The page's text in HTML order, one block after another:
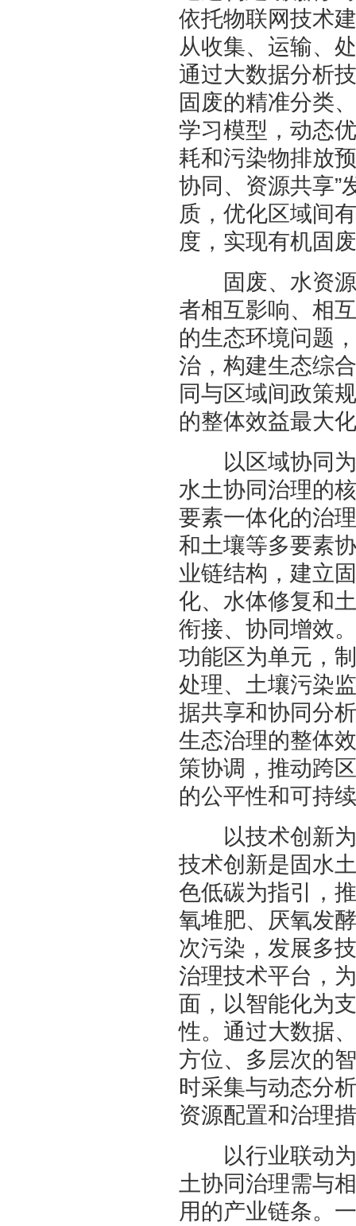
依托物联网技术
从收集、运输、
通过大数据分析
固废的精准分类
学习模型，动态
耗和污染物排放
协同、资源共享”
质，优化区域间
度，实现有机固
固废、水资源
者相互影响、相
的生态环境问题
治，构建生态综
同与区域间政策
的整体效益最大
以区域协同为
水土协同治理的
要素一体化的治
和土壤等多要素
业链结构，建立
化、水体修复和
衔接、协同增效
功能区为单元，
处理、土壤污染
据共享和协同分
生态治理的整体
策协调，推动跨
的公平性和可持
以技术创新为
技术创新是固水
色低碳为指引，
氧堆肥、厌氧发
次污染，发展多
治理技术平台，
面，以智能化为
性。通过大数据
方位、多层次的
时采集与动态分
资源配置和治理
以行业联动为
土协同治理需与
用的产业链条。